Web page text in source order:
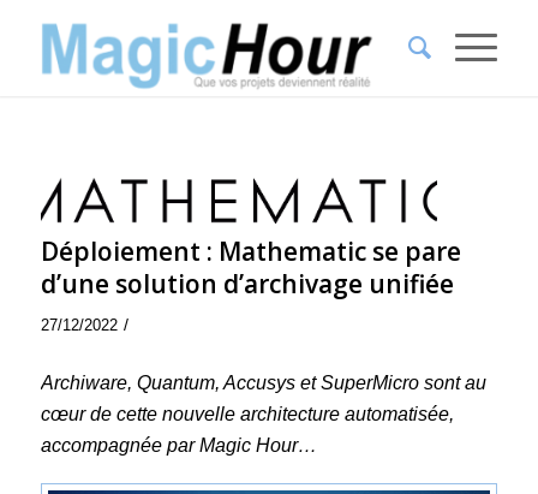
Déploiement : Mathematic se pare
d’une solution d’archivage unifiée
27/12/2022 /
Archiware, Quantum, Accusys et SuperMicro sont au
cœur de cette nouvelle architecture automatisée,
accompagnée par Magic Hour…